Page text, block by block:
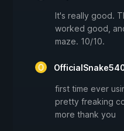
It's really good.
worked good,
maze. 10/10.
first time ever
pretty freaking
more thank you